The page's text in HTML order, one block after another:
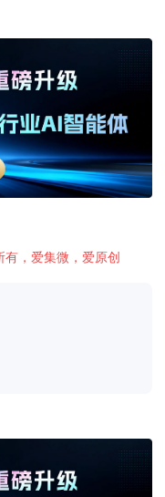
，爱集微，爱原创